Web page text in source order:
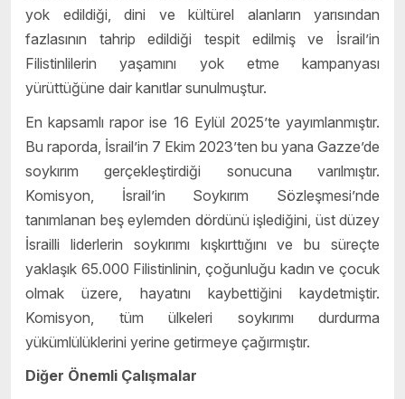
yok edildiği, dini ve kültürel alanların yarısından
fazlasının tahrip edildiği tespit edilmiş ve İsrail’in
Filistinlilerin yaşamını yok etme kampanyası
yürüttüğüne dair kanıtlar sunulmuştur.
En kapsamlı rapor ise 16 Eylül 2025’te yayımlanmıştır.
Bu raporda, İsrail’in 7 Ekim 2023’ten bu yana Gazze’de
soykırım gerçekleştirdiği sonucuna varılmıştır.
Komisyon, İsrail’in Soykırım Sözleşmesi’nde
tanımlanan beş eylemden dördünü işlediğini, üst düzey
İsrailli liderlerin soykırımı kışkırttığını ve bu süreçte
yaklaşık 65.000 Filistinlinin, çoğunluğu kadın ve çocuk
olmak üzere, hayatını kaybettiğini kaydetmiştir.
Komisyon, tüm ülkeleri soykırımı durdurma
yükümlülüklerini yerine getirmeye çağırmıştır.
Diğer Önemli Çalışmalar